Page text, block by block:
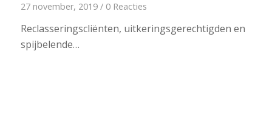
27 november, 2019 / 0 Reacties
Reclasseringscliënten, uitkeringsgerechtigden en
spijbelende…